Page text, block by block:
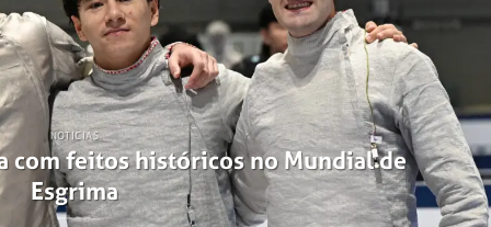
NOTÍCIAS
com feitos históricos no Mundial de
Esgrima